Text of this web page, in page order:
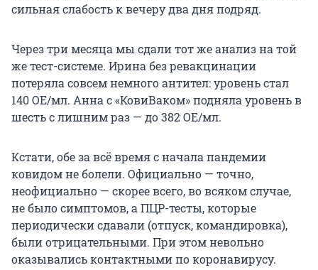
сильная слабость к вечеру два дня подряд.
Через три месяца мы сдали тот же анализ на той
же тест-системе. Ирина без ревакцинации
потеряла совсем немного антител: уровень стал
140 ОЕ/мл. Анна с «КовиВаком» подняла уровень в
шесть с лишним раз — до 382 ОЕ/мл.
Кстати, обе за всё время с начала пандемии
ковидом не болели. Официально — точно,
неофициально — скорее всего, во всяком случае,
не было симптомов, а ПЦР-тесты, которые
периодически сдавали (отпуск, командировка),
были отрицательными. При этом невольно
оказывались контактными по коронавирусу.